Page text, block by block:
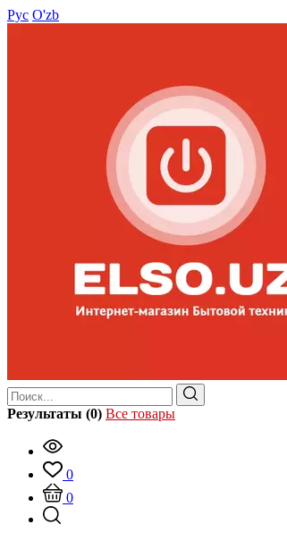
Рус O'zb
Результаты (0) Все товары
0
0